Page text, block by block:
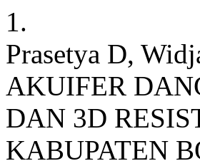
1.
Prasetya D,
AKUIFER
DAN 3D
KABUPATEN